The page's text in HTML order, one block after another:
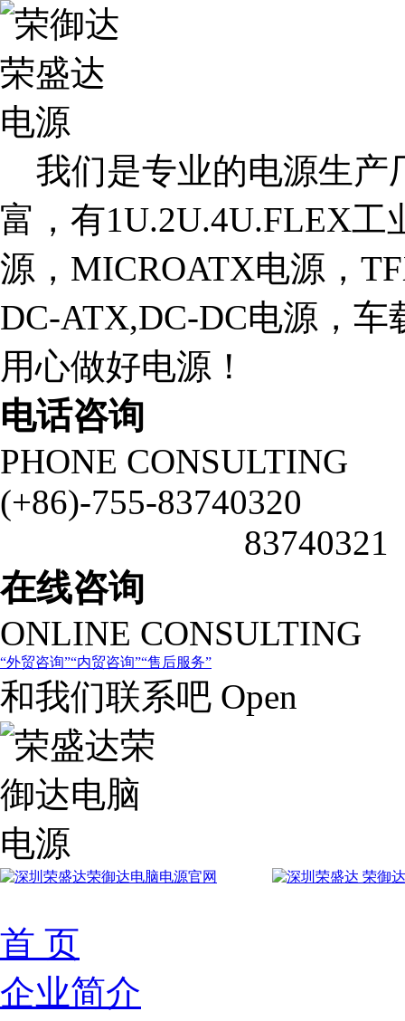
我们是专业的电源生产
富，有1U.2U.4U.FLEX工
源，MICROATX电源，
DC-ATX,DC-DC电源，
用心做好电源！
电话咨询
PHONE CONSULTING
(+86)-755-83740320
83740321
在线咨询
ONLINE CONSULTING
外贸咨询 内贸咨询 售后服务
和我们联系吧 Open
首 页
企业简介